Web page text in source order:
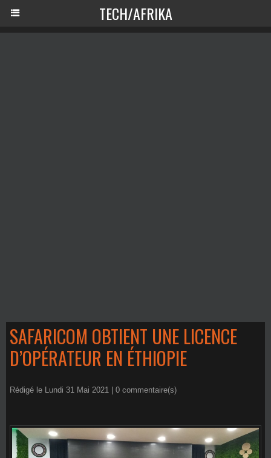
TECH/AFRIKA
SAFARICOM OBTIENT UNE LICENCE
D’OPÉRATEUR EN ÉTHIOPIE
Rédigé le Lundi 31 Mai 2021 | 0 commentaire(s)